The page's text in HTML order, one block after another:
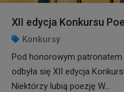
XII edycja Konkursu
Konkursy
Pod honorowym patronatem
odbyła się XII edycja
Niektórzy lubią poezję W...